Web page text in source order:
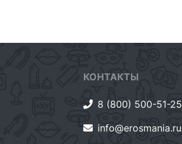
КОНТАКТЫ
8 (800) 500-51-25
info@erosmania.ru